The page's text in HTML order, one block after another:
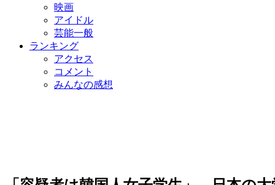
映画
アイドル
芸能一般
ランキング
アクセス
コメント
みんなの感想